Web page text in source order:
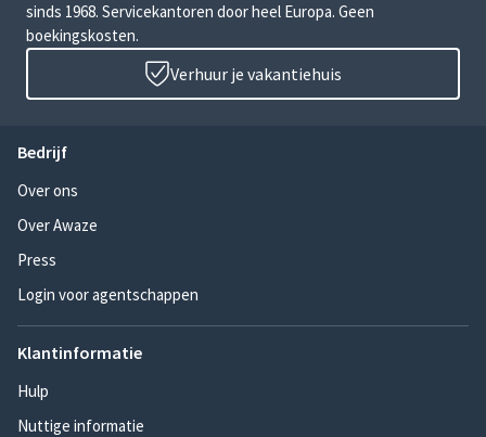
sinds 1968. Servicekantoren door heel Europa. Geen
boekingskosten.
Verhuur je vakantiehuis
Bedrijf
Over ons
Over Awaze
Press
Login voor agentschappen
Klantinformatie
Hulp
Nuttige informatie